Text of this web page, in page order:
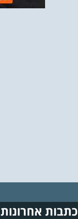
כתבות אחרונות